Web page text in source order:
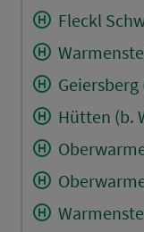
Fleckl
Hütten (b.